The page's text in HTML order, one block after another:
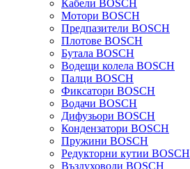
Кабели BOSCH
Мотори BOSCH
Предпазители BOSCH
Плотове BOSCH
Бутала BOSCH
Водещи колела BOSCH
Палци BOSCH
Фиксатори BOSCH
Водачи BOSCH
Дифузьори BOSCH
Кондензатори BOSCH
Пружини BOSCH
Редукторни кутии BOSCH
Въздуховоди BOSCH